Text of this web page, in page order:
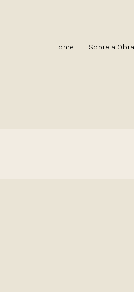
Home Sobre a Obra